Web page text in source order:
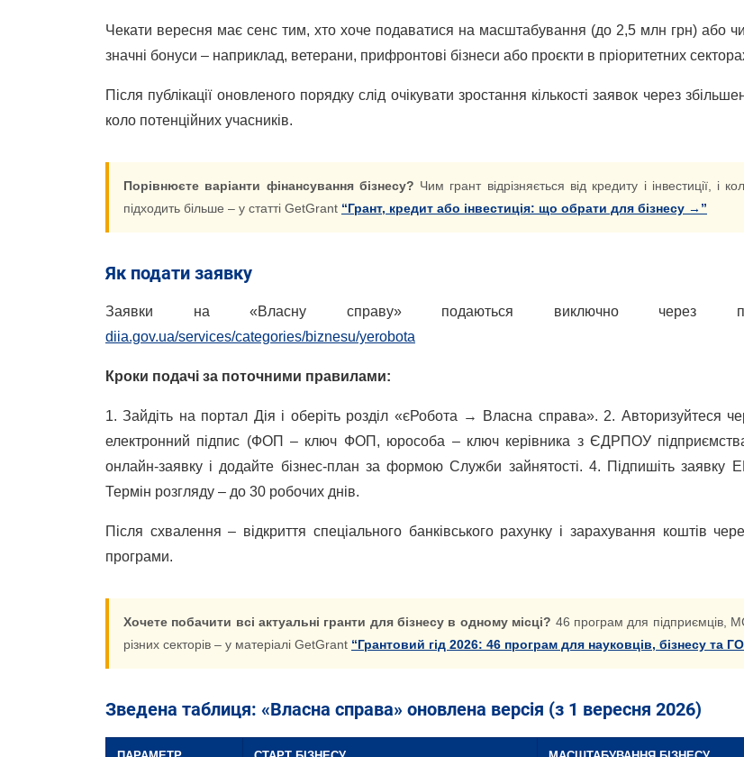
Чекати вересня має сенс тим, хто хоче подаватися на масштабування (до 2,5 млн грн) або
значні бонуси – наприклад, ветерани, прифронтові бізнеси або проєкти в пріоритетних
Після публікації оновленого порядку слід очікувати зростання кількості заявок через
коло потенційних учасників.
Порівнюєте варіанти фінансування бізнесу? Чим грант відрізняється від кредиту і інвестиції, і
підходить більше – у статті GetGrant “Грант, кредит або інвестиція: що обрати для бізнесу →”
Як подати заявку
Заявки на «Власну справу» подаються виключно через
diia.gov.ua/services/categories/biznesu/yerobota
Кроки подачі за поточними правилами:
1. Зайдіть на портал Дія і оберіть розділ «єРобота → Власна справа». 2. Авторизуйтеся
електронний підпис (ФОП – ключ ФОП, юрособа – ключ керівника з ЄДРПОУ
онлайн-заявку і додайте бізнес-план за формою Служби зайнятості. 4. Підпишіть заявку
Термін розгляду – до 30 робочих днів.
Після схвалення – відкриття спеціального банківського рахунку і зарахування коштів
програми.
Хочете побачити всі актуальні гранти для бізнесу в одному місці? 46 програм для підприємців,
різних секторів – у матеріалі GetGrant “Грантовий гід 2026: 46 програм для науковців, бізнесу та
Зведена таблиця: «Власна справа» оновлена версія (з 1 вересня 2026)